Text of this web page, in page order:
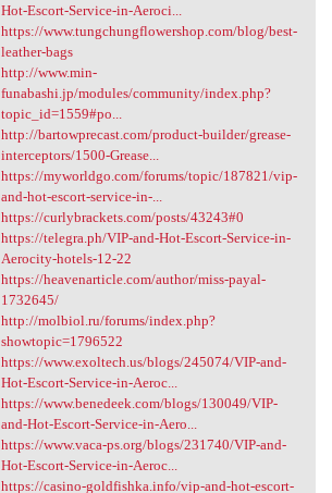
Hot-Escort-Service-in-Aeroci...
https://www.tungchungflowershop.com/blog/best-
leather-bags
http://www.min-
funabashi.jp/modules/community/index.php?
topic_id=1559#po...
http://bartowprecast.com/product-builder/grease-
interceptors/1500-Grease...
https://myworldgo.com/forums/topic/187821/vip-
and-hot-escort-service-in-...
https://curlybrackets.com/posts/43243#0
https://telegra.ph/VIP-and-Hot-Escort-Service-in-
Aerocity-hotels-12-22
https://heavenarticle.com/author/miss-payal-
1732645/
http://molbiol.ru/forums/index.php?
showtopic=1796522
https://www.exoltech.us/blogs/245074/VIP-and-
Hot-Escort-Service-in-Aeroc...
https://www.benedeek.com/blogs/130049/VIP-
and-Hot-Escort-Service-in-Aero...
https://www.vaca-ps.org/blogs/231740/VIP-and-
Hot-Escort-Service-in-Aeroc...
https://casino-goldfishka.info/vip-and-hot-escort-